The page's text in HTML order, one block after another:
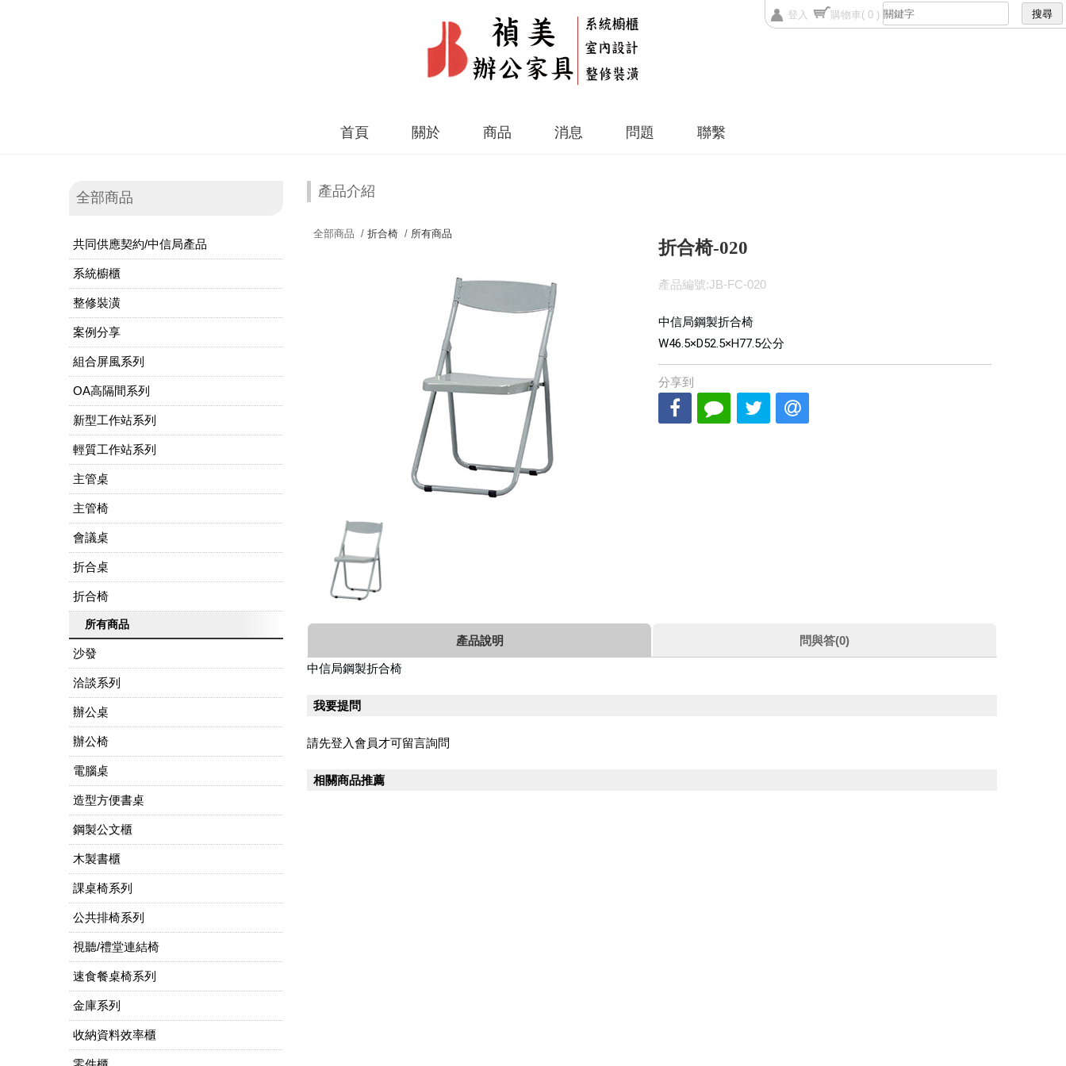
登入 購物車( 0 )
首頁 關於 商品 消息 問題 聯繫
全部商品
共同供應契約/中信局產品
系統櫥櫃
整修裝潢
案例分享
組合屏風系列
OA高隔間系列
新型工作站系列
輕質工作站系列
主管桌
主管椅
會議桌
折合桌
折合椅
所有商品
沙發
洽談系列
辦公桌
辦公椅
電腦桌
造型方便書桌
鋼製公文櫃
木製書櫃
課桌椅系列
公共排椅系列
視聽/禮堂連結椅
速食餐桌椅系列
金庫系列
收納資料效率櫃
產品介紹
全部商品 / 折合椅/ 所有商品
折合椅-020
產品編號:JB-FC-020
中信局鋼製折合椅
W46.5×D52.5×H77.5公分
分享到
產品說明 問與答(0)
中信局鋼製折合椅
我要提問
請先登入會員才可留言詢問
相關商品推薦